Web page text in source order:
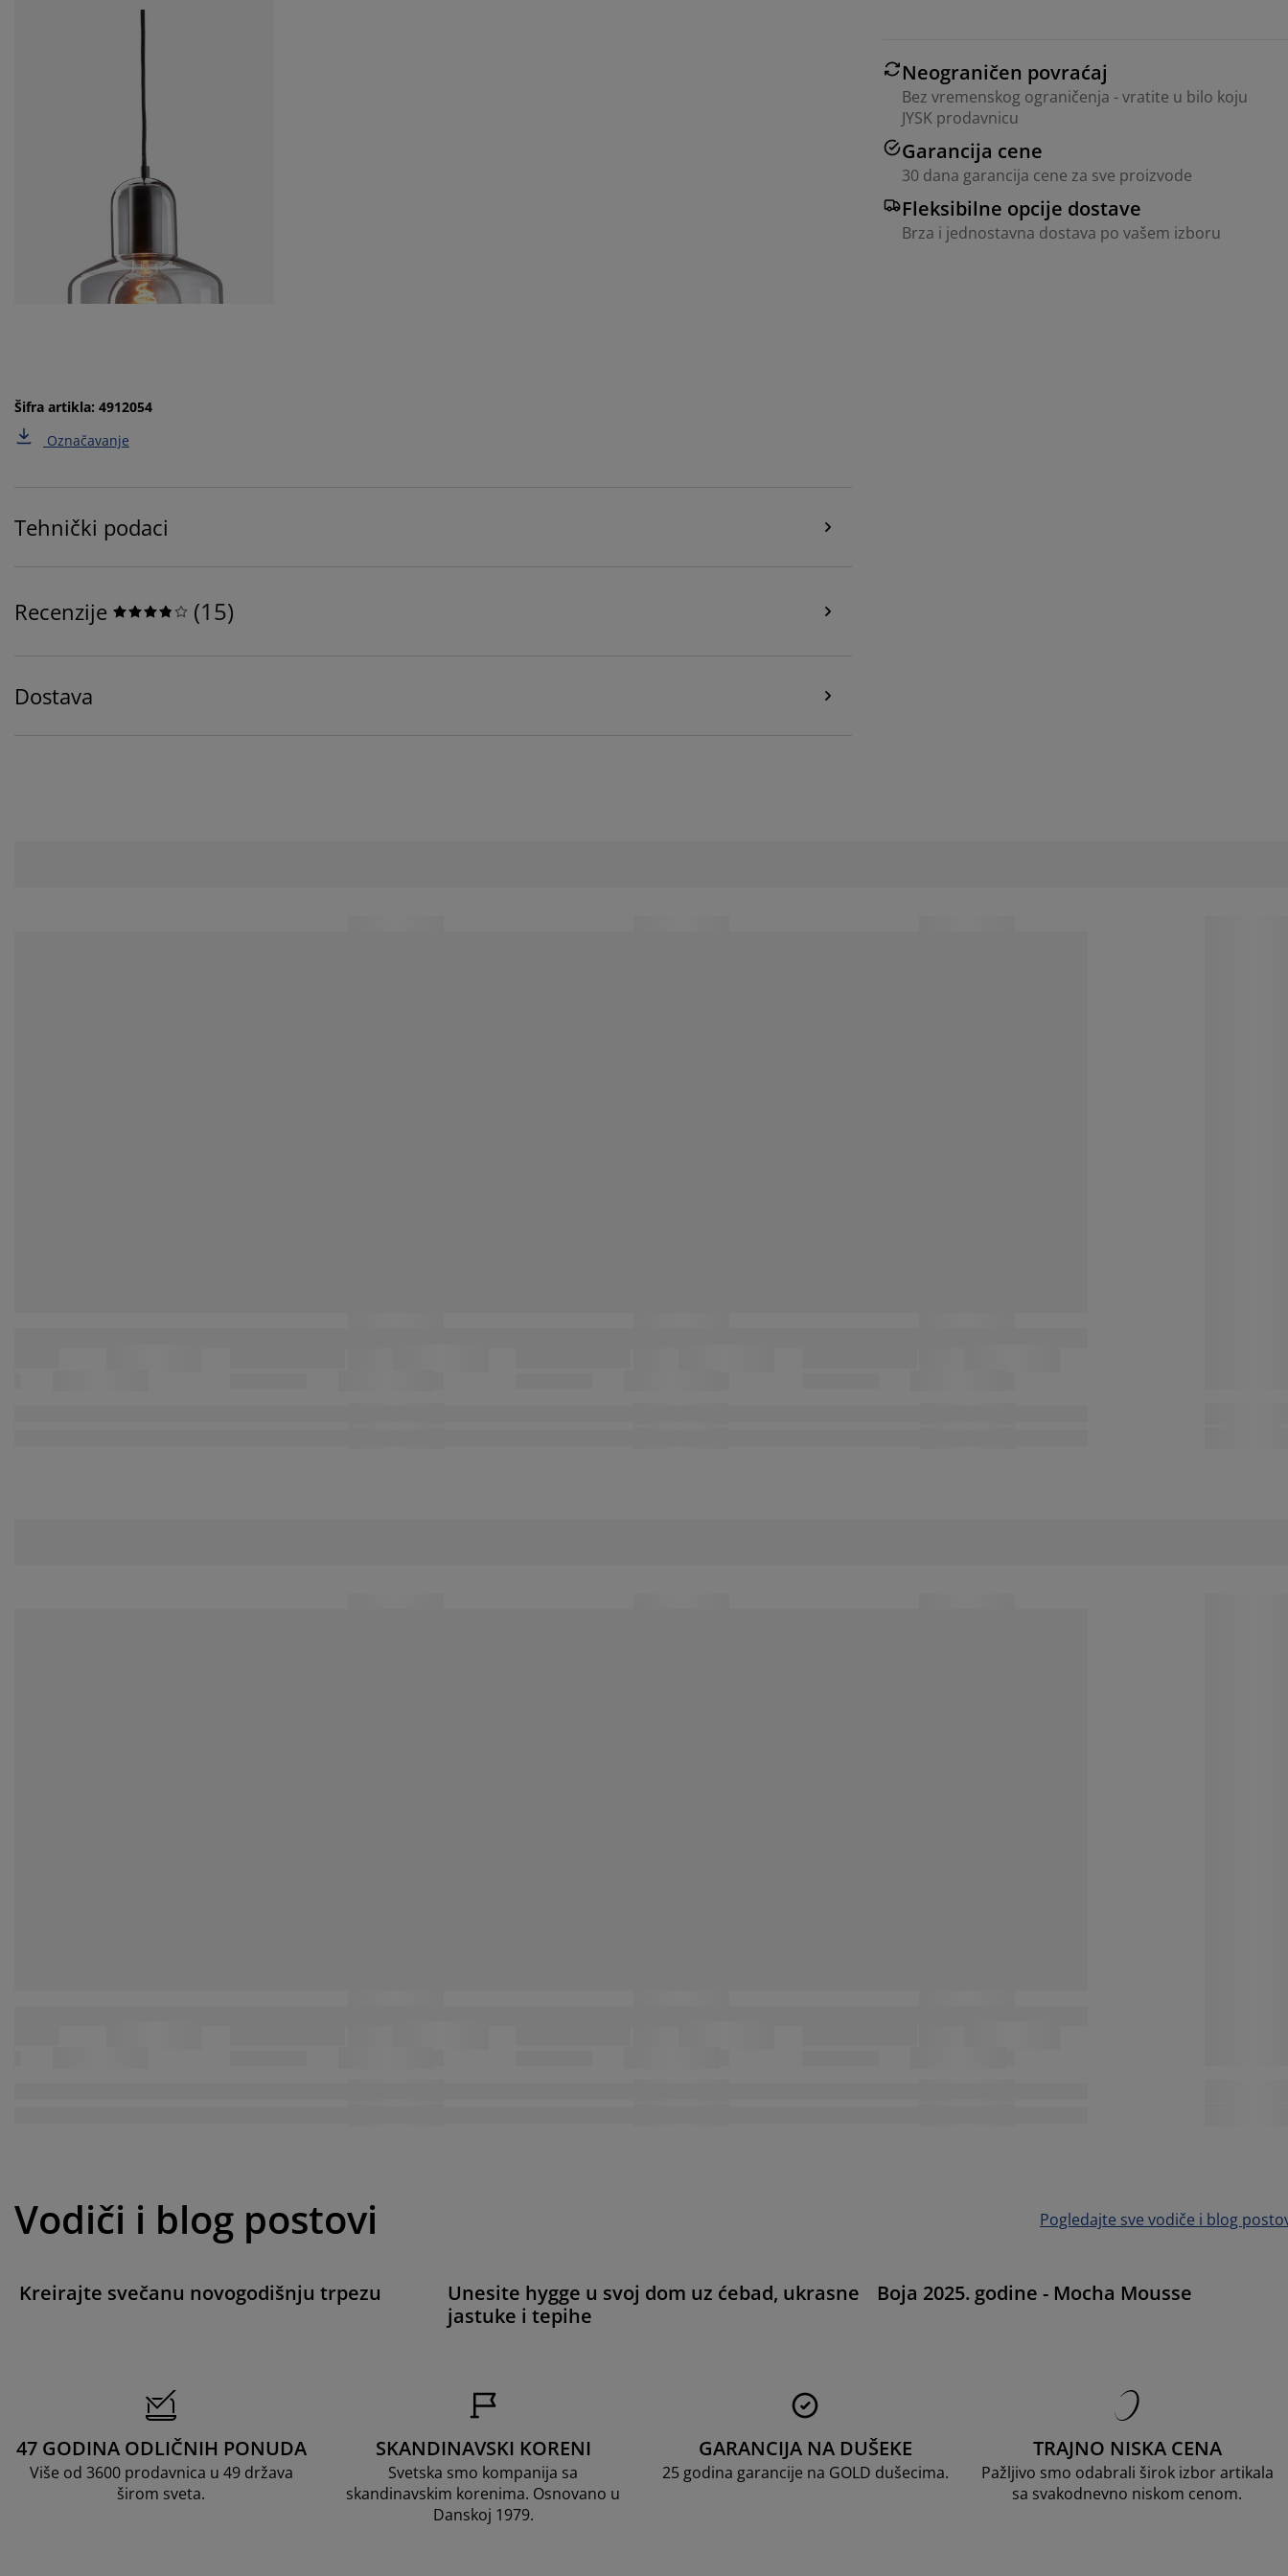
Neograničen povraćaj
Bez vremenskog ograničenja - vratite u bilo koju
JYSK prodavnicu
Garancija cene
30 dana garancija cene za sve proizvode
Fleksibilne opcije dostave
Brza i jednostavna dostava po vašem izboru
Šifra artikla: 4912054
Označavanje
Tehnički podaci
Recenzije (15)
Dostava
Vodiči i blog postovi Pogledajte sve vodiče i blog
Kreirajte svečanu novogodišnju trpezu
Unesite hygge u svoj dom uz ćebad, ukrasne
jastuke i tepihe
Boja 2025. godine - Mocha Mousse
47 GODINA ODLIČNIH PONUDA
Više od 3600 prodavnica u 49 država
širom sveta.
SKANDINAVSKI KORENI
Svetska smo kompanija sa
skandinavskim korenima. Osnovano u
Danskoj 1979.
GARANCIJA NA DUŠEKE
25 godina garancije na GOLD dušecima.
TRAJNO NISKA CENA
Pažljivo smo odabrali širok izbor artikala
sa svakodnevno niskom cenom.